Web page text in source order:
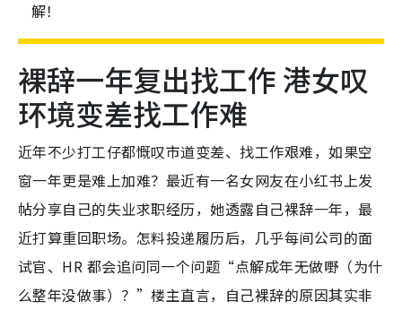
解！
裸辞一年复出找工作 港女叹
环境变差找工作难
近年不少打工仔都慨叹市道变差、找工作艰难，如果空
窗一年更是难上加难？最近有一名女网友在小红书上发
帖分享自己的失业求职经历，她透露自己裸辞一年，最
近打算重回职场。怎料投递履历后，几乎每间公司的面
试官、HR 都会追问同一个问题“点解成年无做嘢（为什
么整年没做事）？”楼主直言，自己裸辞的原因其实非